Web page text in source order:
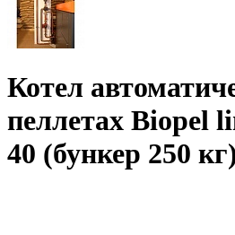
Котел
пеллетах Biopel
40 (бункер 250